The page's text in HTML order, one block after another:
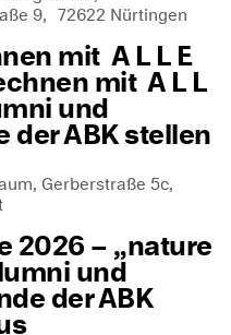
9, 72622 Nürtingen
mit A L L E
mit A L L
und
der ABK stellen
Gerberstraße 5c,
2026 – „nature
und
der ABK